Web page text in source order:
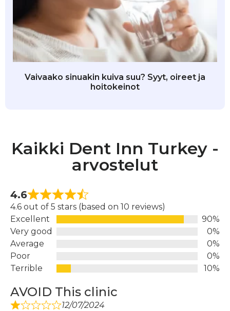
Vaivaako sinuakin kuiva suu? Syyt, oireet ja
hoitokeinot
Kaikki Dent Inn Turkey -
arvostelut
4.6
4.6 out of 5 stars (based on 10 reviews)
Excellent
90%
Very good
0%
Average
0%
Poor
0%
Terrible
10%
AVOID This clinic
12/07/2024